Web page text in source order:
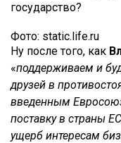
государство?
Фото: static.life.ru
Ну после того, как
«поддерживаем и
друзей в
введенным
поставку в страны
ущерб интересам